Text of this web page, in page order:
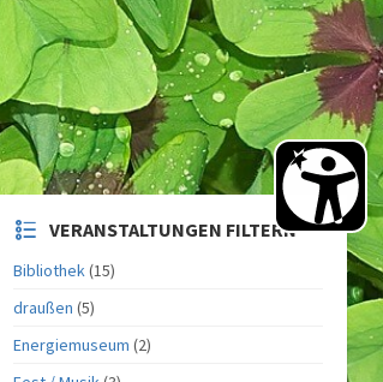
VERANSTALTUNGEN FILTERN
Bibliothek(15)
draußen (5)
Energiemuseum (2)